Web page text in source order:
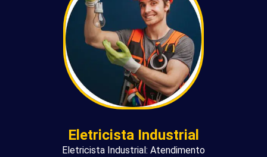
Eletricista Industrial
Eletricista Industrial: Atendimento